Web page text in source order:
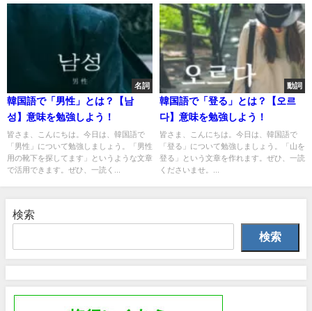
名詞
韓国語で「男性」とは？【남
성】意味を勉強しよう！
皆さま、こんにちは。今日は、韓国語で
「男性」について勉強しましょう。「男性
用の靴下を探してます」というような文章
で活用できます。ぜひ、一読く...
動詞
韓国語で「登る」とは？【오르
다】意味を勉強しよう！
皆さま、こんにちは。今日は、韓国語で
「登る」について勉強しましょう。「山を
登る」という文章を作れます。ぜひ、一読
くださいませ。...
検索
検索